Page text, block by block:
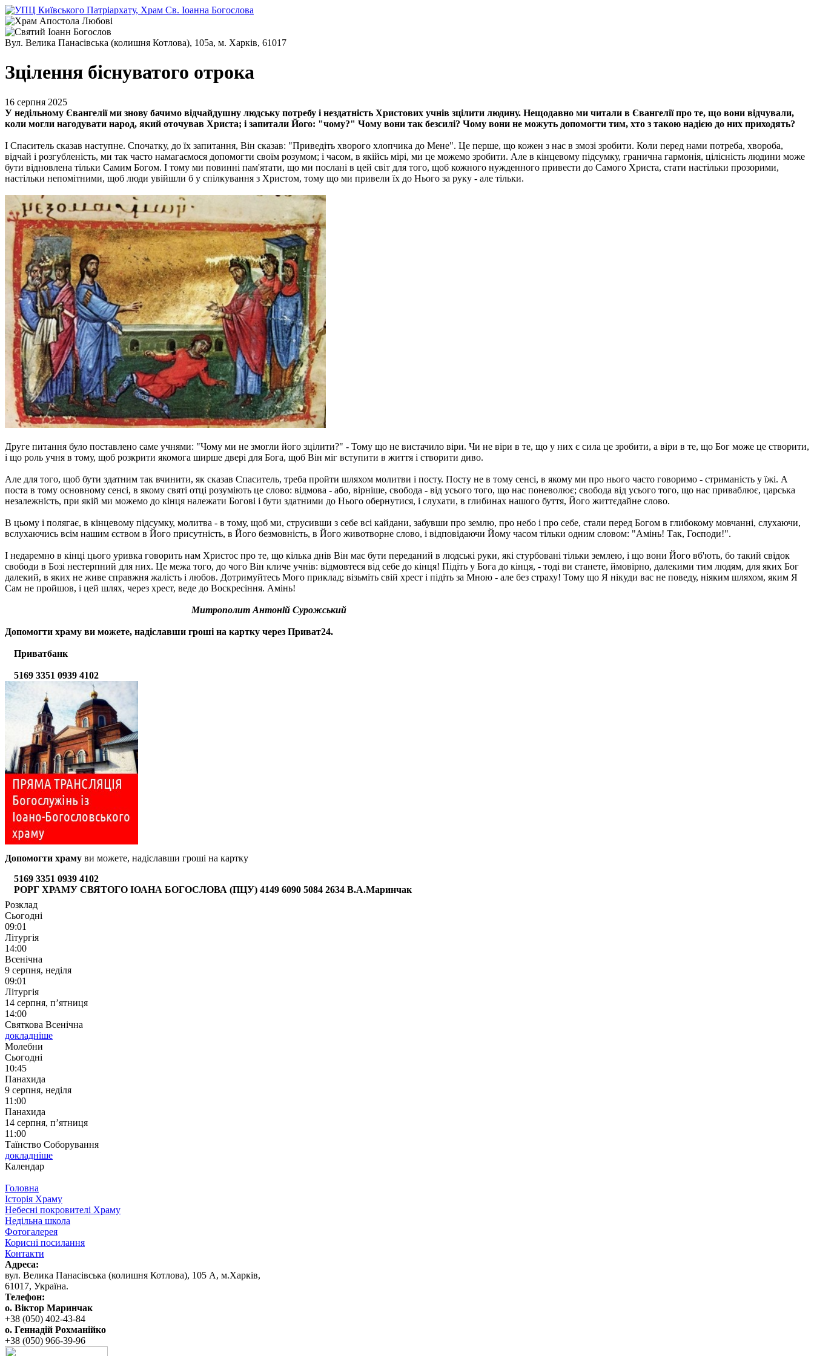
Вул. Велика Панасівська (колишня Котлова), 105а, м. Харків, 61017
Зцілення біснуватого отрока
16 серпня 2025
У недільному Євангелії ми знову бачимо відчайдушну людську потребу і нездатність Христових учнів зцілити людину. Нещодавно ми читали в Євангелії про те, що вони відчували,
коли могли нагодувати народ, який оточував Христа; і запитали Його: "чому?" Чому вони так безсилі? Чому вони не можуть допомогти тим, хто з такою надією до них приходять?
І Спаситель сказав наступне. Спочатку, до їх запитання, Він сказав: "Приведіть хворого хлопчика до Мене". Це перше, що кожен з нас в змозі зробити. Коли перед нами потреба, хвороба,
відчай і розгубленість, ми так часто намагаємося допомогти своїм розумом; і часом, в якійсь мірі, ми це можемо зробити. Але в кінцевому підсумку, гранична гармонія, цілісність людини може
бути відновлена тільки Самим Богом. І тому ми повинні пам'ятати, що ми послані в цей світ для того, щоб кожного нужденного привести до Самого Христа, стати настільки прозорими,
настільки непомітними, щоб люди увійшли б у спілкування з Христом, тому що ми привели їх до Нього за руку - але тільки.
Друге питання було поставлено саме учнями: "Чому ми не змогли його зцілити?" - Тому що не вистачило віри. Чи не віри в те, що у них є сила це зробити, а віри в те, що Бог може це створити,
і що роль учня в тому, щоб розкрити якомога ширше двері для Бога, щоб Він міг вступити в життя і створити диво.
Але для того, щоб бути здатним так вчинити, як сказав Спаситель, треба пройти шляхом молитви і посту. Посту не в тому сенсі, в якому ми про нього часто говоримо - стриманість у їжі. А
поста в тому основному сенсі, в якому святі отці розуміють це слово: відмова - або, вірніше, свобода - від усього того, що нас поневолює; свобода від усього того, що нас приваблює, царська
незалежність, при якій ми можемо до кінця належати Богові і бути здатними до Нього обернутися, і слухати, в глибинах нашого буття, Його життєдайне слово.
В цьому і полягає, в кінцевому підсумку, молитва - в тому, щоб ми, струсивши з себе всі кайдани, забувши про землю, про небо і про себе, стали перед Богом в глибокому мовчанні, слухаючи,
вслухаючись всім нашим єством в Його присутність, в Його безмовність, в Його животворне слово, і відповідаючи Йому часом тільки одним словом: "Амінь! Так, Господи!".
І недаремно в кінці цього уривка говорить нам Христос про те, що кілька днів Він має бути переданий в людські руки, які стурбовані тільки землею, і що вони Його вб'ють, бо такий свідок
свободи в Бозі нестерпний для них. Це межа того, до чого Він кличе учнів: відмовтеся від себе до кінця! Підіть у Бога до кінця, - тоді ви станете, ймовірно, далекими тим людям, для яких Бог
далекий, в яких не живе справжня жалість і любов. Дотримуйтесь Мого приклад; візьміть свій хрест і підіть за Мною - але без страху! Тому що Я нікуди вас не поведу, ніяким шляхом, яким Я
Сам не пройшов, і цей шлях, через хрест, веде до Воскресіння. Амінь!
Митрополит Антоній Сурожський
Допомогти храму ви можете, надіславши гроші на картку через Приват24.
Приватбанк
5169 3351 0939 4102
Допомогти храму ви можете, надіславши гроші на картку
5169 3351 0939 4102
РОРГ ХРАМУ СВЯТОГО ІОАНА БОГОСЛОВА (ПЦУ) 4149 6090 5084 2634 В.А.Маринчак
Розклад
Сьогодні
09:01
Літургія
14:00
Всенічна
9 серпня, неділя
09:01
Літургія
14 серпня, п’ятниця
14:00
Святкова Всенічна
докладніше
Молебни
Сьогодні
10:45
Панахида
9 серпня, неділя
11:00
Панахида
14 серпня, п’ятниця
11:00
Таїнство Соборування
докладніше
Календар
Головна
Історія Храму
Небесні покровителі Храму
Недільна школа
Фотогалерея
Корисні посилання
Контакти
Адреса:
вул. ‬Велика Панасівська (колишня Котлова), ‬105‭ ‬А,‭ ‬м.Харків,
‬61017, ‬Україна.‎
Телефон:
о. Віктор Маринчак
+38 (050)‭ 402-43-84
о. Геннадій Рохманійко
+38 (050)‭ ‬966-39-96